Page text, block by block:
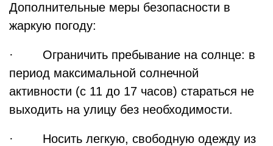
Дополнительные меры безопасности в
жаркую погоду:
· Ограничить пребывание на солнце: в
период максимальной солнечной
активности (с 11 до 17 часов) стараться не
выходить на улицу без необходимости.
· Носить легкую, свободную одежду из